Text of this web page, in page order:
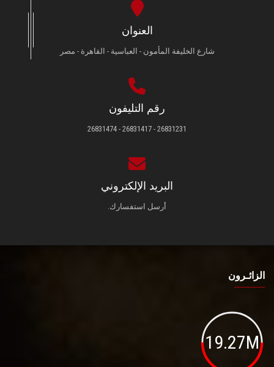
العنوان
شارع الخليفة المأمون - العباسية - القاهرة - مصر
رقم التليفون
26831231 - 26831417 - 26831474
البريد الإلكتروني
أرسل استفسارك.
الزائـرون
19.27M